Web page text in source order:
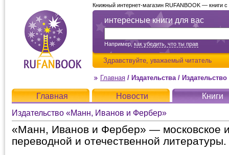
интересные книги для вас
Например,как убедить, что ты прав
Здравствуйте, уважаемый читатель
Книжный интернет-магазин RUFANBOOK — книги
Главная / Издательства/
Главная Новости
Книги
Издательство «Манн, Иванов и Фербер»
«Манн, Иванов и Фербер» — московское
переводной и отечественной литературы.